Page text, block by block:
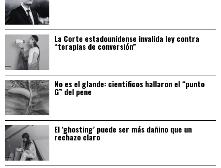
La Corte estadounidense invalida ley contra
“terapias de conversión”
No es el glande: científicos hallaron el “punto
G” del pene
El ‘ghosting’ puede ser más dañino que un
rechazo claro